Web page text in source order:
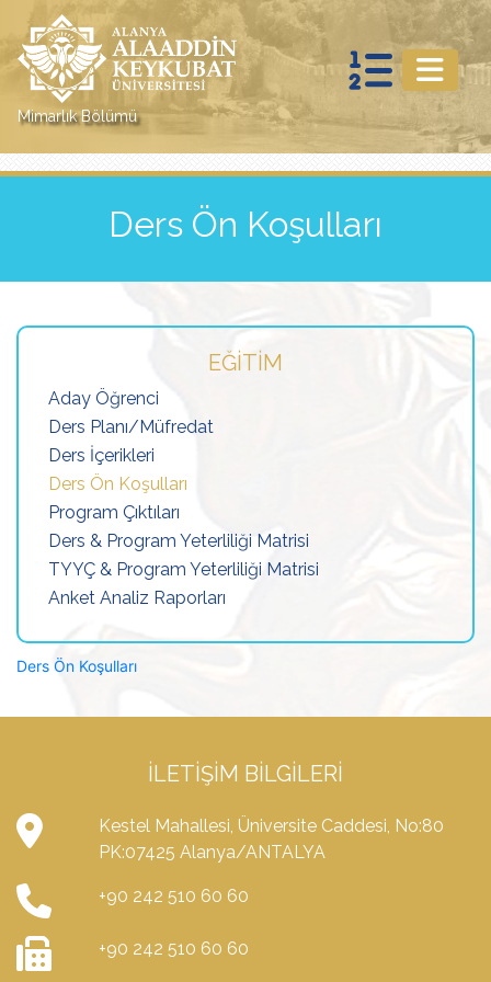
Mimarlık Bölümü
Ders Ön Koşulları
EĞITIM
Aday Öğrenci
Ders Planı/Müfredat
Ders İçerikleri
Ders Ön Koşulları
Program Çıktıları
Ders & Program Yeterliliği Matrisi
TYYÇ & Program Yeterliliği Matrisi
Anket Analiz Raporları
Ders Ön Koşulları
İLETIŞIM BILGILERI
Kestel Mahallesi, Üniversite Caddesi, No:80
PK:07425 Alanya/ANTALYA
+90 242 510 60 60
+90 242 510 60 60